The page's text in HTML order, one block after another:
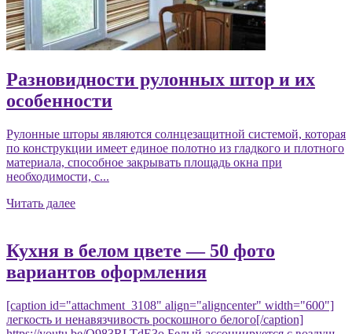
Разновидности рулонных штор и их
особенности
Рулонные шторы являются солнцезащитной системой, которая
по конструкции имеет единое полотно из гладкого и плотного
материала, способное закрывать площадь окна при
необходимости, с...
Читать далее
Кухня в белом цвете — 50 фото
вариантов оформления
[caption id="attachment_3108" align="aligncenter" width="600"]
легкость и ненавязчивость роскошного белого[/caption]